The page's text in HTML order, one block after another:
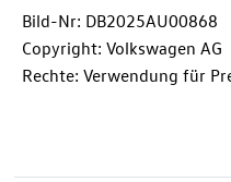
Bild-Nr: DB2025AU00868
Copyright: Volkswagen AG
Rechte: Verwendung für